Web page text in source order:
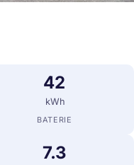
42
kWh
BATERIE
7.3